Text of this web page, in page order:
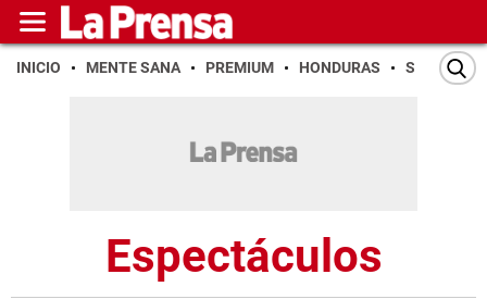
INICIO MENTE SANA PREMIUM HONDURAS SAN PEDRO
Espectáculos